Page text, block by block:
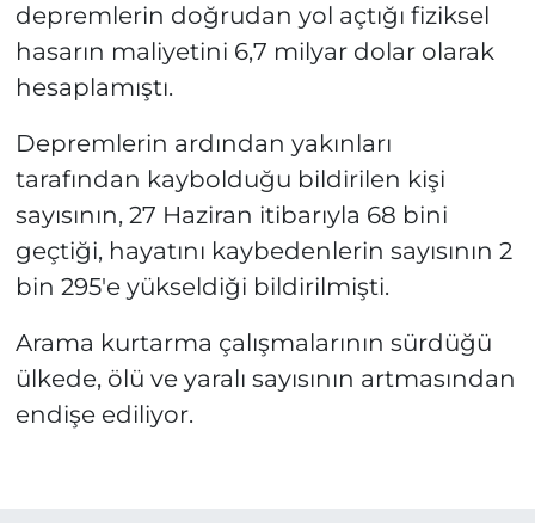
depremlerin doğrudan yol açtığı fiziksel
hasarın maliyetini 6,7 milyar dolar olarak
hesaplamıştı.
Depremlerin ardından yakınları
tarafından kaybolduğu bildirilen kişi
sayısının, 27 Haziran itibarıyla 68 bini
geçtiği, hayatını kaybedenlerin sayısının 2
bin 295'e yükseldiği bildirilmişti.
Arama kurtarma çalışmalarının sürdüğü
ülkede, ölü ve yaralı sayısının artmasından
endişe ediliyor.